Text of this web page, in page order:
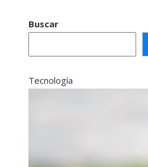
Buscar
Tecnología